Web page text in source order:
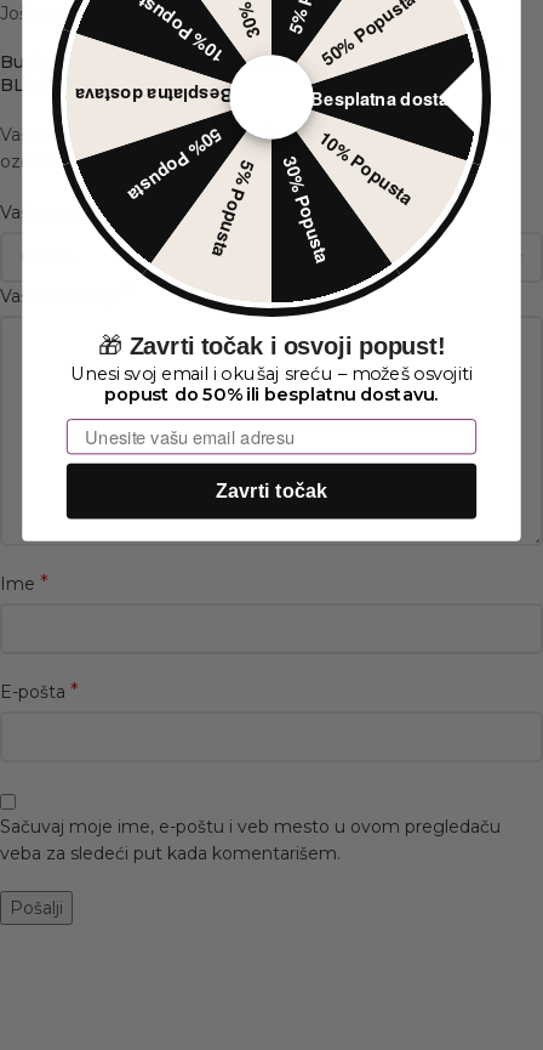
Još nema komentara.
Budite prvi koji će napisati recenziju za „PAPUCE LX9633
BLACK“
Vaša adresa e-pošte neće biti objavljena.
Neophodna polja su
označena*
Vaša ocena*
Vaša recenzija
Ime *
E-pošta *
Sačuvaj moje ime, e-poštu i veb mesto u ovom pregledaču
veba za sledeći put kada komentarišem.
50% Popusta
Besplatna dostava
10% Popusta
30% Popusta
5% Popusta
50% Popusta
Besplatna dostava
10% Popusta
🎁 Zavrti točak i osvoji popust!
Unesi svoj email i okušaj sreću – možeš osvojiti
popust do 50% ili besplatnu dostavu.
Email
Zavrti točak